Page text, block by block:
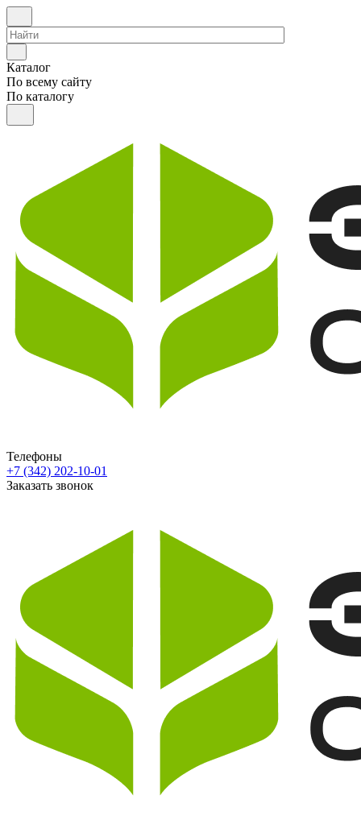
Каталог
По всему сайту
По каталогу
Телефоны
+7 (342) 202-10-01
Заказать звонок